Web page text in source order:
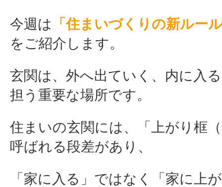
今週は 「住まいづくりの新ルー
をご紹介します。
玄関は、外へ出ていく、内に入
担う重要な場所です。
住まいの玄関には、「上がり框
呼ばれる段差があり、
「家に入る」ではなく「家に上